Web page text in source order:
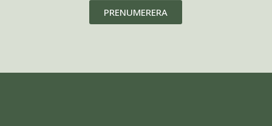
PRENUMERERA